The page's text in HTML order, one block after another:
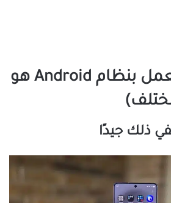
هاتفك الذي يعمل بنظام Android هو